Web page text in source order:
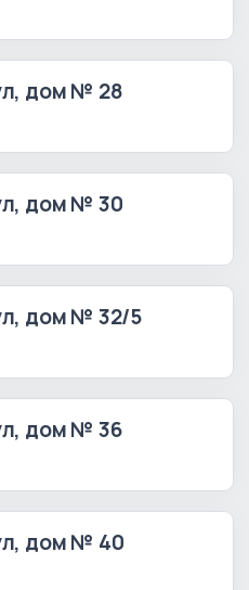
дом № 28
дом № 30
дом № 32/5
дом № 36
дом № 40